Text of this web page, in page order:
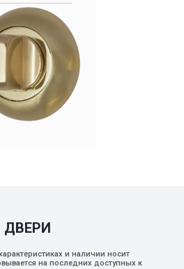
ДВЕРИ
и наличии носит
на последних доступных к